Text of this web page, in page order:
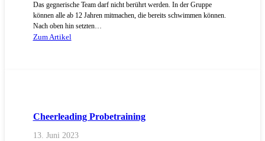
Das gegnerische Team darf nicht berührt werden. In der Gruppe
können alle ab 12 Jahren mitmachen, die bereits schwimmen können.
Nach oben hin setzten…
Zum Artikel
Cheerleading Probetraining
13. Juni 2023